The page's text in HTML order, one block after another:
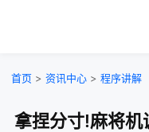
首页 > 资讯中心 > 程序讲解
拿捏分寸!麻将机